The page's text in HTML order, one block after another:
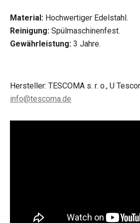
Material: Hochwertiger Edelstahl.
Reinigung: Spülmaschinenfest.
Gewährleistung: 3 Jahre.
Hersteller: TESCOMA s. r. o., U
info@tescoma.de